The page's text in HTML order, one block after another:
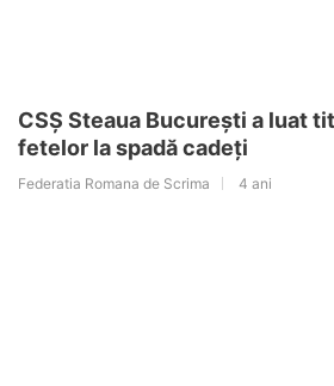
CSȘ Steaua București a luat
fetelor la spadă cadeți
Federatia Romana de Scrima 4 ani